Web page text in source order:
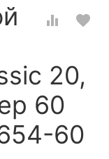
20,
60
60